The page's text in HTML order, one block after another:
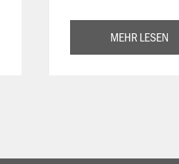
MEHR LESEN